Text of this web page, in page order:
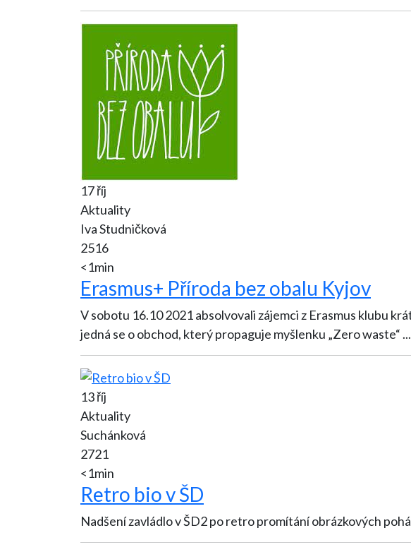
17 říj
Aktuality
Iva Studničková
2516
<1min
Erasmus+ Příroda bez obalu Kyjov
V sobotu 16.10 2021 absolvovali zájemci z Erasmus klubu krátký
jedná se o obchod, který propaguje myšlenku „Zero waste“ ...
13 říj
Aktuality
Suchánková
2721
<1min
Retro bio v ŠD